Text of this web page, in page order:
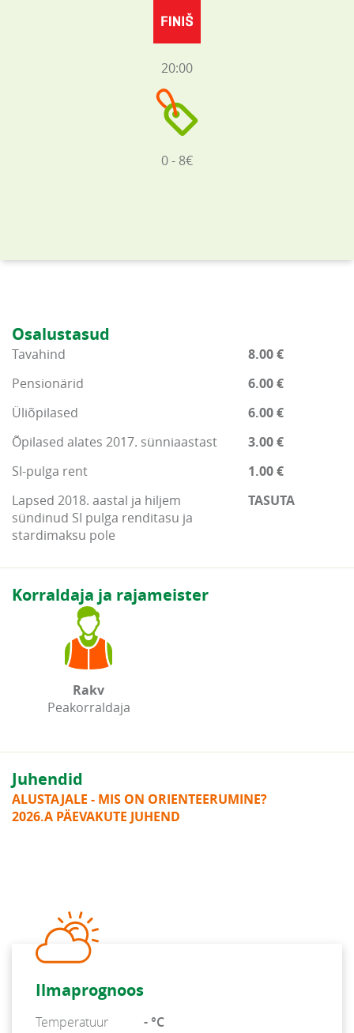
20:00
0 - 8€
Osalustasud
Tavahind
8.00 €
Pensionärid
6.00 €
Üliõpilased
6.00 €
Õpilased alates 2017. sünniaastast
3.00 €
SI-pulga rent
1.00 €
Lapsed 2018. aastal ja hiljem
sündinud SI pulga renditasu ja
stardimaksu pole
TASUTA
Korraldaja ja rajameister
Rakv
Peakorraldaja
Juhendid
ALUSTAJALE - MIS ON ORIENTEERUMINE?
2026.A PÄEVAKUTE JUHEND
Ilmaprognoos
Temperatuur - °C